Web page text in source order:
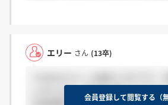
エリー さん (13卒)
しますよね。笑 何も答えられませ
会員登録して閲覧する（無